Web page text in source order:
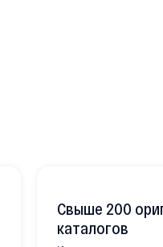
Свыше 200
каталогов